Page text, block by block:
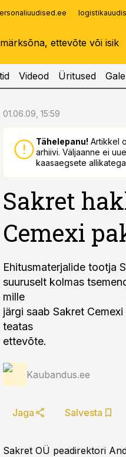
Infopank
Videod Üritused
01.06.09, 15:59
Tähelepanu! Artikkel
arhiivi. Väljaanne ei
kaasaegsete
Sakret
Cemexi
Ehitusmaterjalide tootja
suuruselt kolmas
mille
järgi saab Sakret
teatas
ettevõte.
Kaubandus.ee
Jaga Salvesta
Sakret OÜ peadirektori